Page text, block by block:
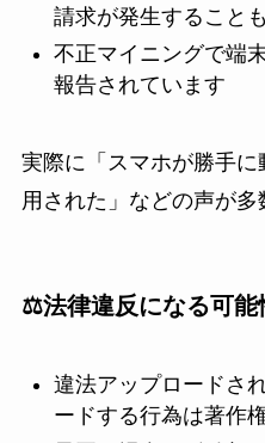
請求が発生することも
不正マイニングで端
報告されています
実際に「スマホが勝手に
用された」などの声が多
⚖️法律違反になる可
違法アップロードさ
ードする行為は著作